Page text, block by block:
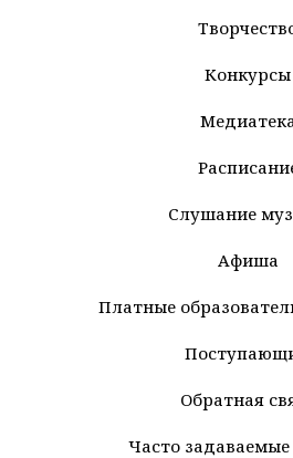
Конкурсы
Слушание
Афиша
Платные
Обратная
Часто